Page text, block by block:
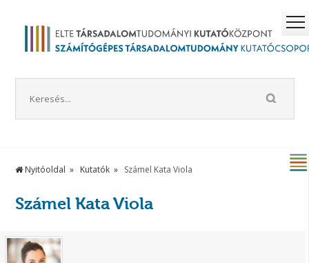
Nyitóoldal Kutatók Számel Kata Viola
Számel Kata Viola